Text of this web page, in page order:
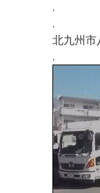
.
.
北九州市
.